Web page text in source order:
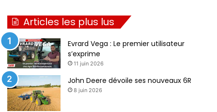
Articles les plus lus
Evrard Vega : Le premier utilisateur
s’exprime
11 juin 2026
John Deere dévoile ses nouveaux 6R
8 juin 2026